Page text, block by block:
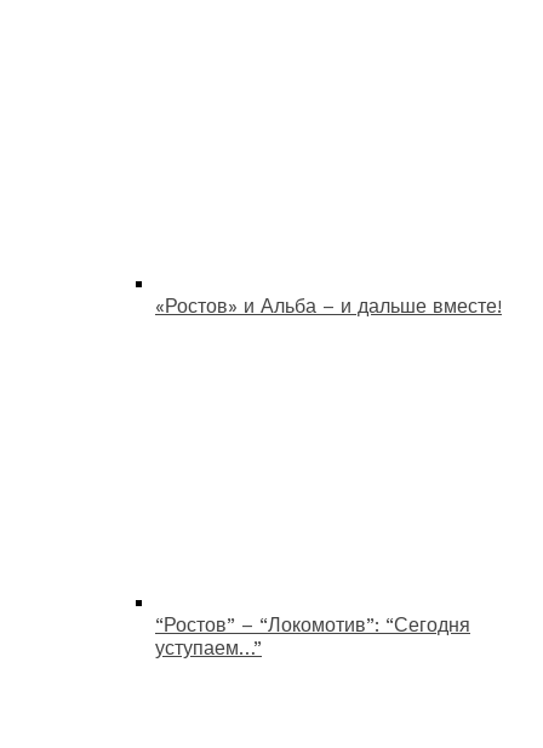
«Ростов» и Альба – и дальше вместе!
“Ростов” – “Локомотив”: “Сегодня
уступаем…”